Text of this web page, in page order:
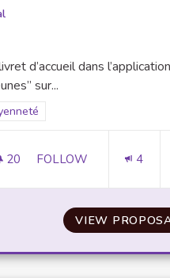
(18-25 ANS)
JEUNES DE
d’accueil dans
sur...
Numérique et Citoyenneté
20 20 FOLLOWERS
FOLLOW 4
VIEW